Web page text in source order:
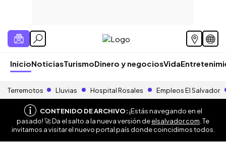
InicioNoticiasTurismoDinero y negociosVida
Terremotos Lluvias Hospital Rosales Empleos El Salvador
CONTENIDO DE ARCHIVO:¡Estás navegando en el
pasado! 🚀 Da el salto a la nueva versión deelsalvador.com . Te
invitamos a visitar el nuevo portal país donde coincidimos todos.